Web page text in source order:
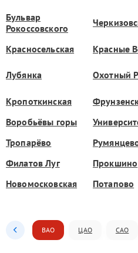
Бульвар
Рокоссовского
Красносельская
Красные
Лубянка Охотный
Кропоткинская
Воробьёвы горы
Тропарёво
Филатов Луг
Прокшино
Новомосковская
Потапово
ВАО ЦАО САО